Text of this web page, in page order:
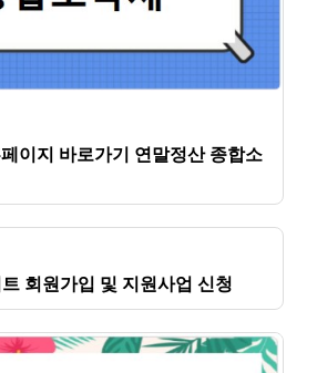
이지 바로가기 연말정산 종합소
회원가입 및 지원사업 신청